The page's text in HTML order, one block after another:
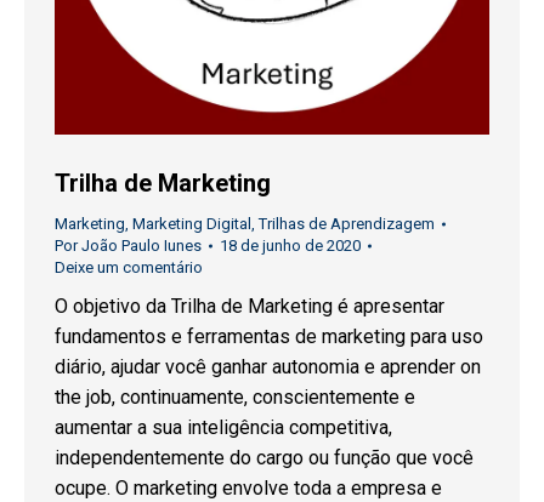
Trilha de Marketing
Marketing Marketing Digital ,Trilhas de Aprendizagem
PorJoão Paulo Iunes
18 de junho de 2020
Deixe um comentário
O objetivo da Trilha de Marketing é apresentar
fundamentos e ferramentas de marketing para uso
diário, ajudar você ganhar autonomia e aprender on
the job, continuamente, conscientemente e
aumentar a sua inteligência competitiva,
independentemente do cargo ou função que você
ocupe. O marketing envolve toda a empresa e